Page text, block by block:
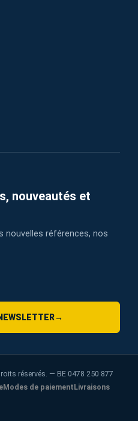
nouveautés et
nouvelles références, nos
→
réservés. — BE 0478 250 877
Modes de paiementLivraisons